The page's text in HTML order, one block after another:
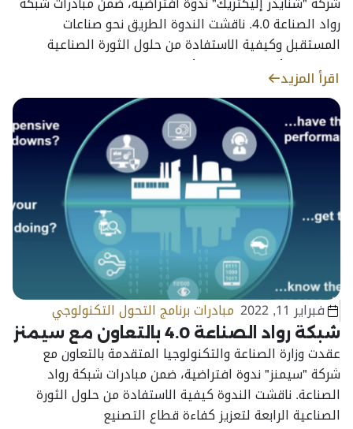
رواد الصناعة 4.0. ناقشت الندوة الطريق نحو صناعات
المستقبل وكيفية الاستفادة من حلول الثورة الصناعية
الرابعة لتمكين التصنيع الذكي
اقرأ المزيد
فبراير 11, 2022 مبادرات برنامج التحول التكنولوجي
شبكة رواد الصناعة 4.0 بالتعاون مع سيمنز
عقدت وزارة الصناعة والتكنولوجيا المتقدمة بالتعاون مع
شركة "سيمنز" ندوة افتراضية، ضمن مبادرات شبكة رواد
الصناعة. ناقشت الندوة كيفية الاستفادة من حلول الثورة
الصناعية الرابعة لتعزيز كفاءة قطاع التصنيع